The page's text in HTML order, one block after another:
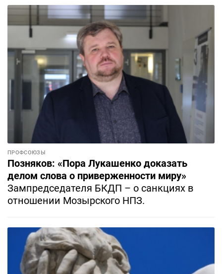
ПРОФСОЮЗЫ
Позняков: «Пора Лукашенко доказать
делом слова о приверженности миру»
Зампредседателя БКДП – о санкциях в
отношении Мозырского НПЗ.